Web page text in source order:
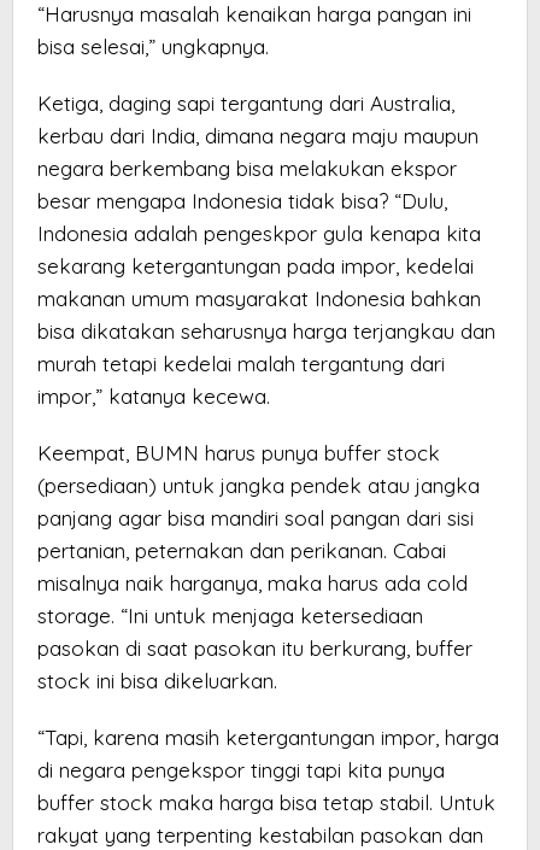
“Harusnya masalah kenaikan harga pangan ini
bisa selesai,” ungkapnya.
Ketiga, daging sapi tergantung dari Australia,
kerbau dari India, dimana negara maju maupun
negara berkembang bisa melakukan ekspor
besar mengapa Indonesia tidak bisa? “Dulu,
Indonesia adalah pengeskpor gula kenapa kita
sekarang ketergantungan pada impor, kedelai
makanan umum masyarakat Indonesia bahkan
bisa dikatakan seharusnya harga terjangkau dan
murah tetapi kedelai malah tergantung dari
impor,” katanya kecewa.
Keempat, BUMN harus punya buffer stock
(persediaan) untuk jangka pendek atau jangka
panjang agar bisa mandiri soal pangan dari sisi
pertanian, peternakan dan perikanan. Cabai
misalnya naik harganya, maka harus ada cold
storage. “Ini untuk menjaga ketersediaan
pasokan di saat pasokan itu berkurang, buffer
stock ini bisa dikeluarkan.
“Tapi, karena masih ketergantungan impor, harga
di negara pengekspor tinggi tapi kita punya
buffer stock maka harga bisa tetap stabil. Untuk
rakyat yang terpenting kestabilan pasokan dan